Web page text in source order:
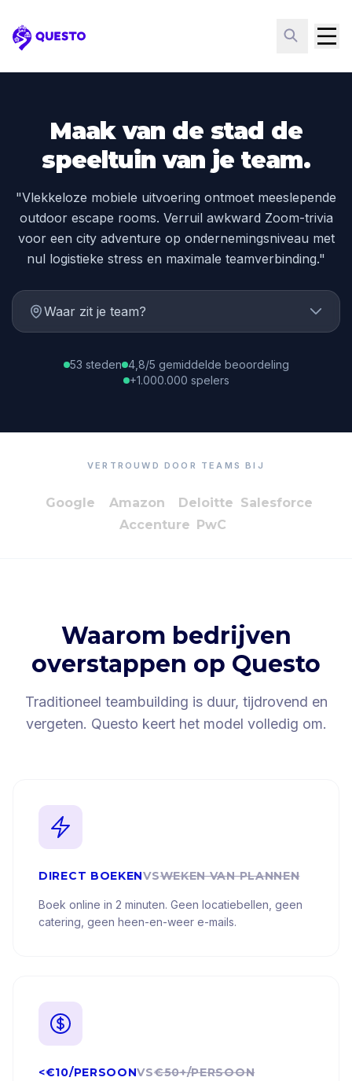
Questo
Maak van de stad de
speeltuin van je team.
"Vlekkeloze mobiele uitvoering ontmoet meeslepende
outdoor escape rooms. Verruil awkward Zoom-trivia
voor een city adventure op ondernemingsniveau met
nul logistieke stress en maximale teamverbinding."
Waar zit je team?
53 steden 4,8/5 gemiddelde beoordeling
+1.000.000 spelers
VERTROUWD DOOR TEAMS BIJ
Google Amazon Deloitte Salesforce
Accenture PwC
Waarom bedrijven
overstappen op Questo
Traditioneel teambuilding is duur, tijdrovend en
vergeten. Questo keert het model volledig om.
DIRECT BOEKENVSWEKEN VAN PLANNEN
Boek online in 2 minuten. Geen locatiebellen, geen
catering, geen heen-en-weer e-mails.
<€10/PERSOONVS€50+/PERSOON